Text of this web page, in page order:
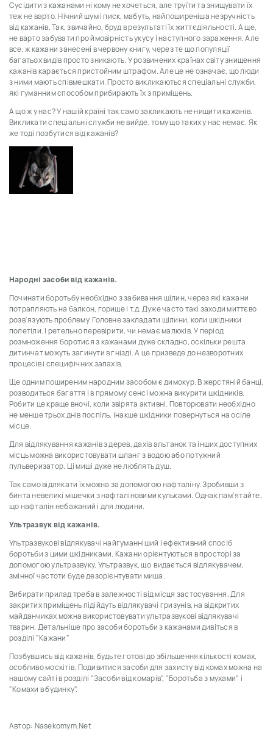
Сусідити з кажанами ні кому не хочеться, але труїти та знищувати їх
теж не варто. Нічний шум і писк, мабуть, найпоширеніша незручність
від кажанів. Так, звичайно, бруд в результаті їх життєдіяльності. А ще,
не варто забувати про ймовірність укусу і наступного зараження. Але
все, ж кажани занесені в червону книгу, через те що популяції
багатьох видів просто зникають. У розвинених країнах світу знищення
кажанів карається пристойним штрафом. Але це не означає, що люди
з ними мають співмешкати. Просто викликаються спеціальні служби,
які гуманним способом прибирають їх з приміщень.
А що ж у нас? У нашій країні так само закликають не нищити кажанів.
Викликати спеціальні служби не вийде, тому що таких у нас немає. Як
же тоді позбутися від кажанів?
Народні засоби від кажанів.
Починати боротьбу необхідно з забивання щілин, через які кажани
потрапляють на балкон, горище і т.д. Дуже часто такі заходи миттєво
розв'язують проблему. Головне закладати щілини, коли шкідники
полетіли. І ретельно перевірити, чи немає малюків. У період
розмноження боротися з кажанами дуже складно, оскільки решта
дитинчат можуть загинути в гнізді. А це призведе до незворотних
процесів і специфічних запахів.
Ще одним поширеним народним засобом є димокур. В жерстяній банці,
розводиться багаття і в прямому сенсі можна викурити шкідників.
Робити це краще вночі, коли звірята активні. Повторювати необхідно
не менше трьох днів поспіль, інакше шкідники повернуться на осіле
місце.
Для відлякування кажанів з дерев, дахів альтанок та інших доступних
місць можна використовувати шланг з водою або потужний
пульверизатор. Ці миші дуже не люблять душ.
Так само відлякати їх можна за допомогою нафталіну. Зробивши з
бинта невеликі мішечки з нафталіновими кульками. Однак пам'ятайте,
що нафталін небажаний і для людини.
Ультразвук від кажанів.
Ультразвукові відлякувачі найгуманніший і ефективний спосіб
боротьби з цими шкідниками. Кажани орієнтуються в просторі за
допомогою ультразвуку. Ультразвук, що видається відлякувачем,
змінної частоти буде дезорієнтувати миша.
Вибирати прилад треба в залежності від місця застосування. Для
закритих приміщень підійдуть відлякувачі гризунів, на відкритих
майданчиках можна використовувати ультразвукові відлякувачі
тварин. Детальніше про засоби боротьби з кажанами дивіться в
розділі "Кажани"
Позбувшись від кажанів, будьте готові до збільшення кількості комах,
особливо москітів. Подивитися засоби для захисту від комах можна на
нашому сайті в розділі "Засоби від комарів", "Боротьба з мухами" і
"Комахи в будинку".
Автор: Nasekomym.Net